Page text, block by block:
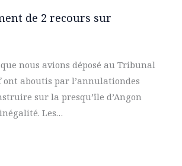
de 2 recours sur
nous avions déposé au Tribunal
aboutis par l’annulationdes
sur la presqu’île d’Angon
Les…